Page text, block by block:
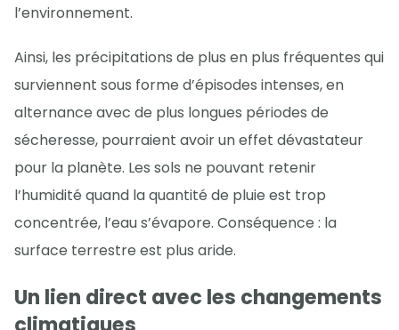
l’environnement.
Ainsi, les précipitations de plus en plus fréquentes qui
surviennent sous forme d’épisodes intenses, en
alternance avec de plus longues périodes de
sécheresse, pourraient avoir un effet dévastateur
pour la planète. Les sols ne pouvant retenir
l’humidité quand la quantité de pluie est trop
concentrée, l’eau s’évapore. Conséquence : la
surface terrestre est plus aride.
Un lien direct avec les changements